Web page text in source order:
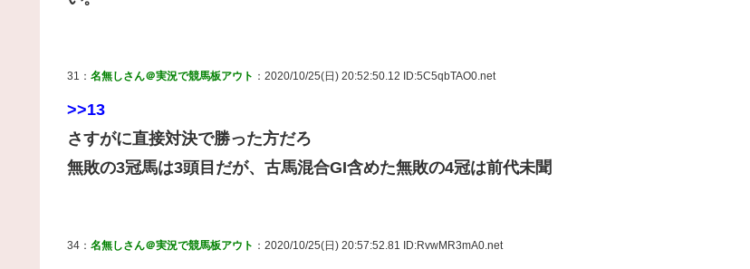
31： 名無しさん＠実況で競馬板アウト ：2020/10/25(日) 20:52:50.12 ID:5C5qbTAO0.net
>>13
さすがに直接対決で勝った方だろ
無敗の3冠馬は3頭目だが、古馬混合GI含めた無敗の4冠は前代未聞
34： 名無しさん＠実況で競馬板アウト ：2020/10/25(日) 20:57:52.81 ID:RvwMR3mA0.net